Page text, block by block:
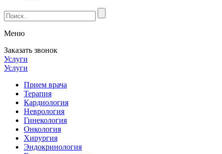
Меню
Заказать звонок
Услуги
Услуги
Прием врача
Терапия
Кардиология
Неврология
Гинекология
Онкология
Хирургия
Эндокринология